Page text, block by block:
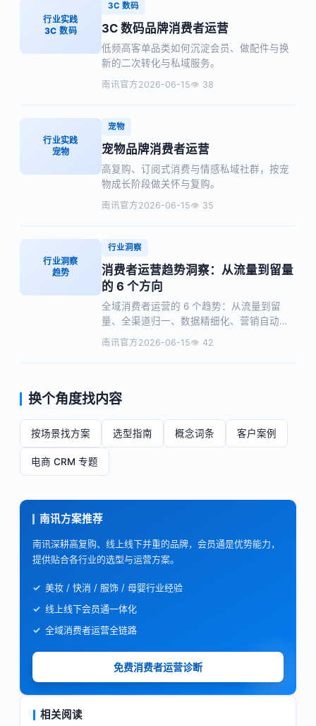
行业实践
3C 数码
3C 数码
3C 数码品牌消费者运营
低频高客单品类如何沉淀会员、做配件与换
新的二次转化与私域服务。
南讯官方2026-06-15 38
行业实践
宠物
宠物
宠物品牌消费者运营
高复购、订阅式消费与情感私域社群，按宠
物成长阶段做关怀与复购。
南讯官方2026-06-15 35
行业洞察
趋势
行业洞察
消费者运营趋势洞察：从流量到留量
的 6 个方向
全域消费者运营的 6 个趋势：从流量到留
量、全渠道归一、数据精细化、营销自动
化、私域长期化、AI 应用。
南讯官方2026-06-15 42
换个角度找内容
按场景找方案 选型指南 概念词条 客户案例
电商 CRM 专题
南讯方案推荐
南讯深耕高复购、线上线下并重的品牌，会员通是优势能力，
提供贴合各行业的选型与运营方案。
美妆 / 快消 / 服饰 / 母婴行业经验
线上线下会员通一体化
全域消费者运营全链路
免费消费者运营诊断
相关阅读